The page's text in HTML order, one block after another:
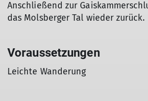
Anschließend zur
das Molsberger Tal wieder zurück.
Voraussetzungen
Leichte Wanderung